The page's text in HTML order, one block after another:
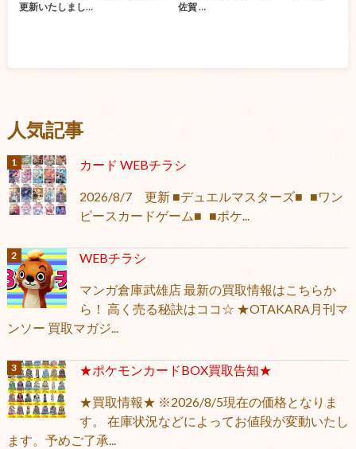
更新いたしまし…
佐賀 …
人気記事
カード WEBチラシ
2026/8/7 更新 ■デュエルマスターズ■ ■ワン
ピースカードゲーム■ ■ポケ...
WEBチラシ
マンガ倉庫武雄店 最新の買取情報はこちらか
ら！ 高く売る秘訣はココ☆ ★OTAKARA月刊マ
ンソー 買取マガジ...
★ポケモンカードBOX買取告知★
★買取情報★ ※2026/8/5現在の価格となりま
す。 在庫状況などによってお値段が変動いたし
ます。予めご了承...